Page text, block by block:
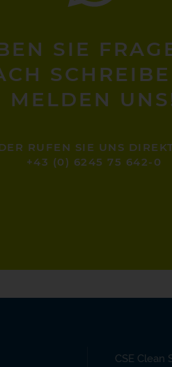
SIE
MELDEN
RUFEN SIE UNS
+43 (0) 6245 75 642-0
CSE Clean